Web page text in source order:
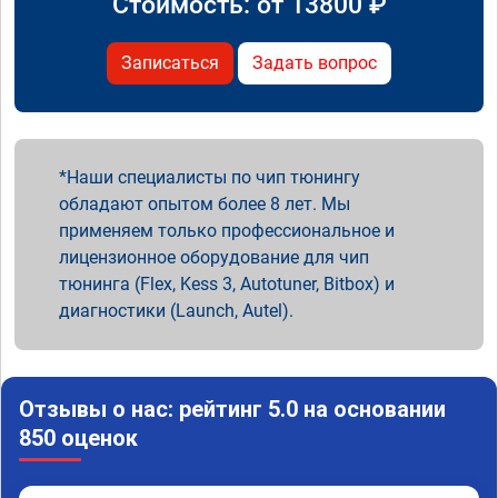
Записаться Задать вопрос
Наши специалисты по чип тюнингу
обладают опытом более 8 лет. Мы
применяем только профессиональное и
лицензионное оборудование для чип
тюнинга (Flex, Kess 3, Autotuner, Bitbox) и
диагностики (Launch, Autel).
Отзывы о нас: рейтинг 5.0 на основании
850 оценок